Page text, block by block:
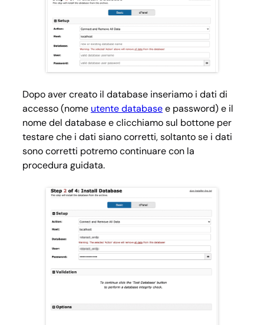
Dopo aver creato il database inseriamo i dati di
accesso (nome utente databasee password) e il
nome del database e clicchiamo sul bottone per
testare che i dati siano corretti, soltanto se i dati
sono corretti potremo continuare con la
procedura guidata.